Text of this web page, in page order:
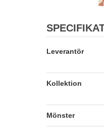
Leverantör
Kollektion
Mönster